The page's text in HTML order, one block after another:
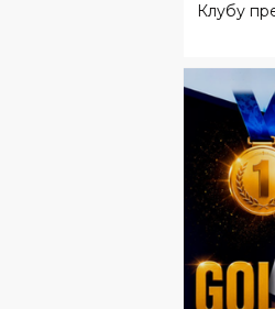
Клубу